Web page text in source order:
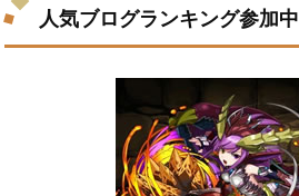
人気ブログランキング参加中